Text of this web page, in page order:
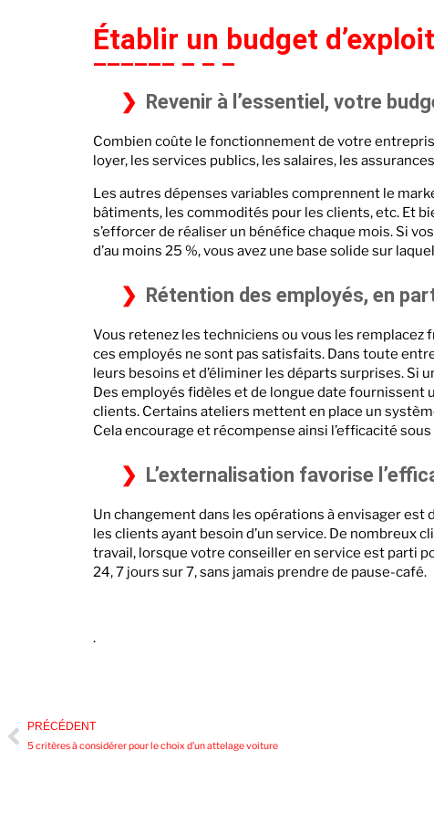
Établir un budget
Revenir à l’essentiel, votre
Combien coûte le fonctionnement de votre
loyer, les services publics, les salaires, les
Les autres dépenses variables comprennent le
bâtiments, les commodités pour les clients, etc. Et
s’efforcer de réaliser un bénéfice chaque mois. Si
d’au moins 25 %, vous avez une base solide sur
Rétention des employés, en
Vous retenez les techniciens ou vous les remplacez
ces employés ne sont pas satisfaits. Dans toute
leurs besoins et d’éliminer les départs surprises. Si
Des employés fidèles et de longue date fournissent
clients. Certains ateliers mettent en place un
Cela encourage et récompense ainsi l’efficacité
L’externalisation favorise
Un changement dans les opérations à envisager
les clients ayant besoin d’un service. De nombreux
travail, lorsque votre conseiller en service est parti
24, 7 jours sur 7, sans jamais prendre de pause-café.
.
PRÉCÉDENT
5 critères à considérer pour le choix d’un attelage voiture